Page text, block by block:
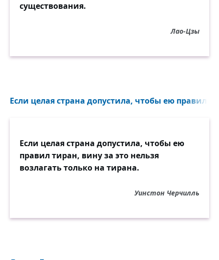
существования.
Лао-Цзы
Если целая страна допустила, чтобы ею правил
Если целая страна допустила, чтобы ею
правил тиран, вину за это нельзя
возлагать только на тирана.
Уинстон Черчилль